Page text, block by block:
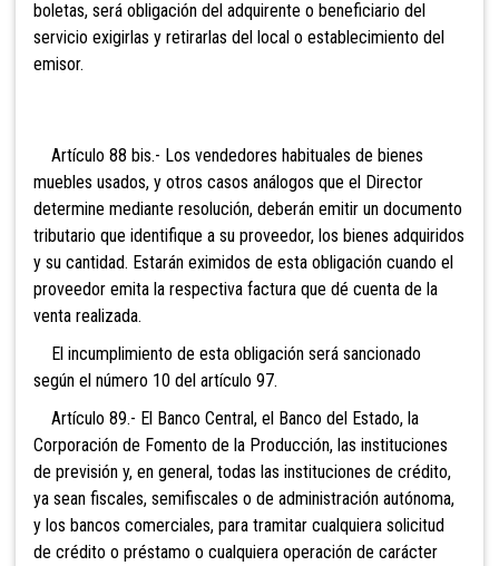
boletas, será obligación del adquirente o beneficiario del
servicio exigirlas y retirarlas del local o establecimiento del
emisor.
Artículo 88 bis.- Los vendedores habituales de bienes
muebles usados, y otros casos análogos que el Director
determine mediante resolución, deberán emitir un documento
tributario que identifique a su proveedor, los bienes adquiridos
y su cantidad. Estarán eximidos de esta obligación cuando el
proveedor emita la respectiva factura que dé cuenta de la
venta realizada.
El incumplimiento de esta obligación será sancionado
según el número 10 del artículo 97.
Artículo 89.- El Banco Central, el Banco del Estado, la
Corporación de Fomento de la Producción, las instituciones
de previsión y, en general, todas las instituciones de crédito,
ya sean fiscales, semifiscales o de administración autónoma,
y los bancos comerciales, para tramitar cualquiera solicitud
de crédito o préstamo o cualquiera operación de carácter